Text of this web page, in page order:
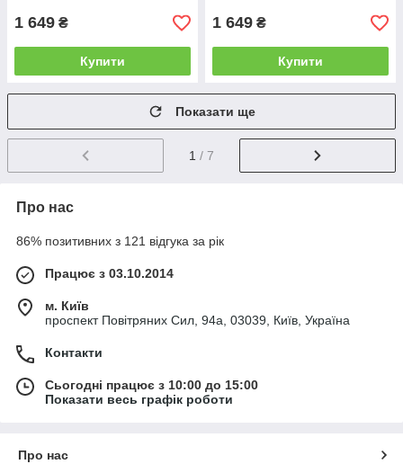
1 649 ₴
Купити
1 649 ₴
Купити
Показати ще
1 / 7
Про нас
86% позитивних з 121 відгука за рік
Працює з 03.10.2014
м. Київ
проспект Повітряних Сил, 94а, 03039, Київ, Україна
Контакти
Сьогодні працює з 10:00 до 15:00
Показати весь графік роботи
Про нас